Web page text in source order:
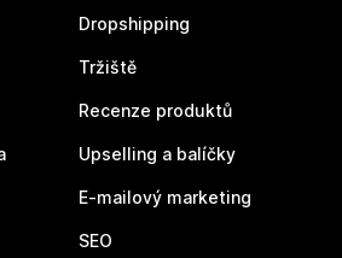
Dropshipping
Tržiště
Recenze produktů
Upselling a balíčky
E-mailový marketing
SEO